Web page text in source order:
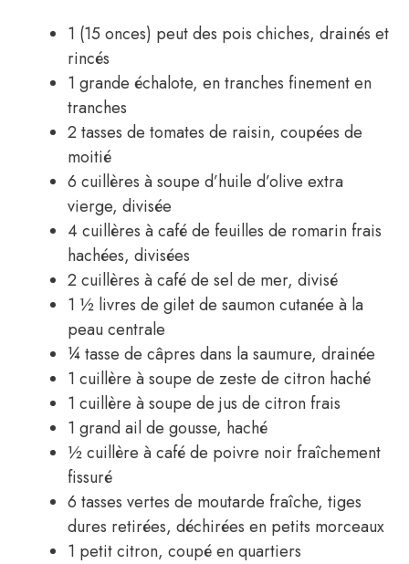
1 (15 onces) peut des pois chiches, drainés et
rincés
1 grande échalote, en tranches finement en
tranches
2 tasses de tomates de raisin, coupées de
moitié
6 cuillères à soupe d’huile d’olive extra
vierge, divisée
4 cuillères à café de feuilles de romarin frais
hachées, divisées
2 cuillères à café de sel de mer, divisé
1 ½ livres de gilet de saumon cutanée à la
peau centrale
¼ tasse de câpres dans la saumure, drainée
1 cuillère à soupe de zeste de citron haché
1 cuillère à soupe de jus de citron frais
1 grand ail de gousse, haché
½ cuillère à café de poivre noir fraîchement
fissuré
6 tasses vertes de moutarde fraîche, tiges
dures retirées, déchirées en petits morceaux
1 petit citron, coupé en quartiers